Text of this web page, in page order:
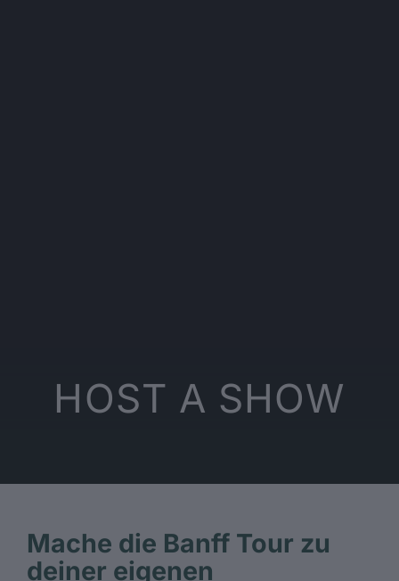
HOST A SHOW
Mache die Banff Tour zu
deiner eigenen